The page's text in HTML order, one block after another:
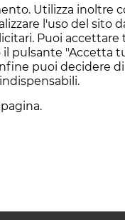
Utilizza inoltre
l'uso del sito
Puoi
pulsante "Accetta
puoi decidere